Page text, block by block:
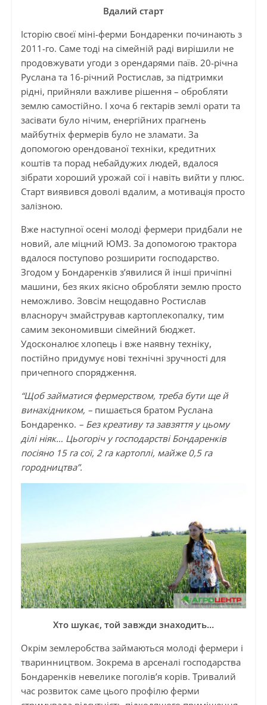
Вдалий старт
Історію своєї міні-ферми Бондаренки починають з
2011-го. Саме тоді на сімейній раді вирішили не
продовжувати угоди з орендарями паїв. 20-річна
Руслана та 16-річний Ростислав, за підтримки
рідні, прийняли важливе рішення – обробляти
землю самостійно. І хоча 6 гектарів землі орати та
засівати було нічим, енергійних прагнень
майбутніх фермерів було не зламати. За
допомогою орендованої техніки, кредитних
коштів та порад небайдужих людей, вдалося
зібрати хороший урожай сої і навіть вийти у плюс.
Старт виявився доволі вдалим, а мотивація просто
залізною.
Вже наступної осені молоді фермери придбали не
новий, але міцний ЮМЗ. За допомогою трактора
вдалося поступово розширити господарство.
Згодом у Бондаренків з’явилися й інші причіпні
машини, без яких якісно обробляти землю просто
неможливо. Зовсім нещодавно Ростислав
власноруч змайстрував картоплекопалку, тим
самим зекономивши сімейний бюджет.
Удосконалює хлопець і вже наявну техніку,
постійно придумує нові технічні зручності для
причепного спорядження.
“Щоб займатися фермерством, треба бути ще й
винахідником, –пишається братом Руслана
Бондаренко. – Без креативу та завзяття у цьому
ділі ніяк… Цьогоріч у господарстві Бондаренків
посіяно 15 га сої, 2 га картоплі, майже 0,5 га
городництва”.
Хто шукає, той завжди знаходить…
Окрім землеробства займаються молоді фермери і
тваринництвом. Зокрема в арсеналі господарства
Бондаренків невелике поголів’я корів. Тривалий
час розвиток саме цього профілю ферми